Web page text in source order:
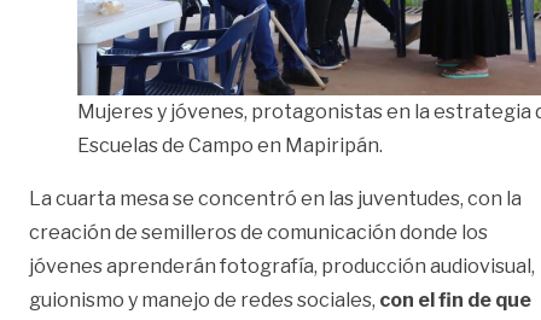
Mujeres y jóvenes, protagonistas en la estrategia
Escuelas de Campo en Mapiripán.
La cuarta mesa se concentró en las juventudes, con la
creación de semilleros de comunicación donde los
jóvenes aprenderán fotografía, producción audiovisual,
guionismo y manejo de redes sociales, con el fin de que